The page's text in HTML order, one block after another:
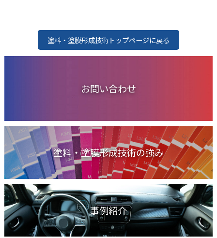
塗料・塗膜形成技術トップページに戻る
お問い合わせ
塗料・塗膜形成技術の強み
事例紹介